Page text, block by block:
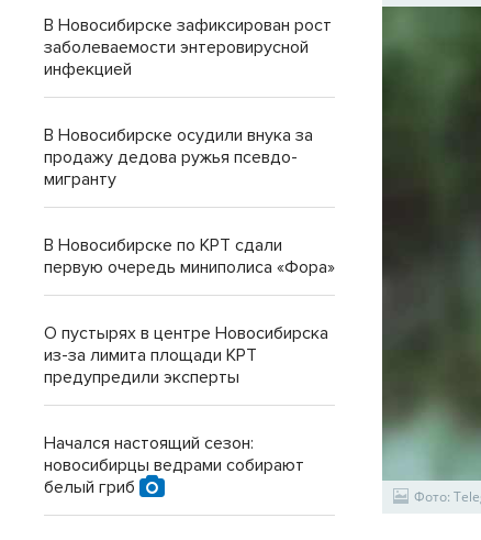
Фото:
В Новосибирске зафиксирован рост
заболеваемости энтеровирусной
инфекцией
В Новосибирске осудили внука за
продажу дедова ружья псевдо-
мигранту
В Новосибирске по КРТ сдали
первую очередь миниполиса «Фора»
О пустырях в центре Новосибирска
из-за лимита площади КРТ
предупредили эксперты
Начался настоящий сезон:
новосибирцы ведрами собирают
белый гриб